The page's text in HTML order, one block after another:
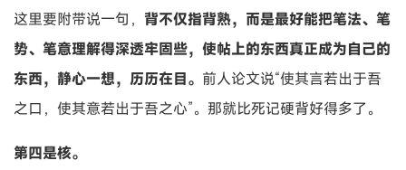
这里要附带说一句， 背不仅指背熟，而是最好能把笔法、笔
势、笔意理解得深透牢固些，使帖上的东西真正成为自己的
东西，静心一想，历历在目。 前人论文说“使其言若出于吾
之口，使其意若出于吾之心”。那就比死记硬背好得多了。
第四是核。